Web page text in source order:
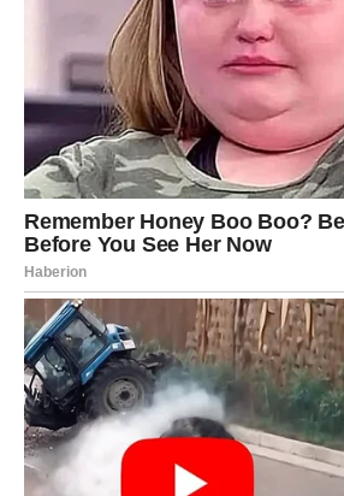
interneta ili potpuno slučajnog
Jun donosi i veoma važne odluke
budućnost u pitanju. Neki pripadnici
zajedničkom životu, preseljenju ili
vezi.
Finansije će biti promenljive, ali kraj
stabilizaciju i dobru vest.
Ribe
Ribe će tokom juna imati osećaj da
sve strane, ali upravo u tome krije se
snaga ovog meseca.